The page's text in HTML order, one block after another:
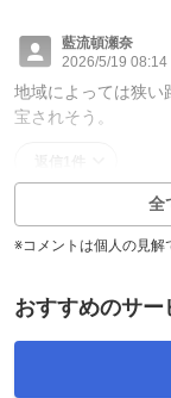
藍流頓瀬奈
2026/5/19 08:14
地域によっては狭い
宝されそう。
全
※コメントは個人の見解
おすすめのサー